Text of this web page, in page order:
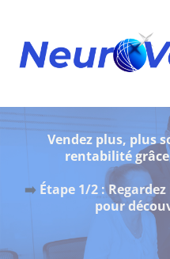
Vendez plus, plus
rentabilité
➡️ Étape 1/2 :
pour